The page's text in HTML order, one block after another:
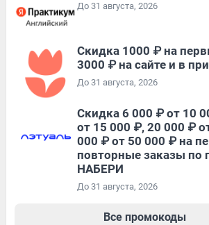
До 31 августа, 2026
Скидка 1000 ₽ на
3000 ₽ на сайте и в
До 31 августа, 2026
Скидка 6 000 ₽ от 10
от 15 000 ₽, 20 000 ₽
000 ₽ от 50 000 ₽ на
повторные заказы по
НАБЕРИ
До 31 августа, 2026
Все промокоды